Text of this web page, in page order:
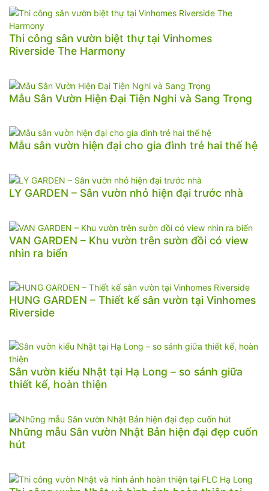
Thi công sân vườn biệt thự tại Vinhomes
Riverside The Harmony
Mẫu Sân Vườn Hiện Đại Tiện Nghi và Sang Trọng
Mẫu sân vườn hiện đại cho gia đình trẻ hai thế hệ
LY GARDEN – Sân vườn nhỏ hiện đại trước nhà
VAN GARDEN – Khu vườn trên sườn đồi có view
nhìn ra biển
HUNG GARDEN – Thiết kế sân vườn tại Vinhomes
Riverside
Sân vườn kiểu Nhật tại Hạ Long – so sánh giữa
thiết kế, hoàn thiện
Những mẫu Sân vườn Nhật Bản hiện đại đẹp cuốn
hút